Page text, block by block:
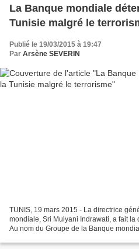
La Banque mondiale
Tunisie malgré le
Publié le 19/03/2015 à 19:47
Par Arsène SEVERIN
TUNIS, 19 mars 2015 - La directrice
mondiale, Sri Mulyani Indrawati, a fait la
Au nom du Groupe de la Banque